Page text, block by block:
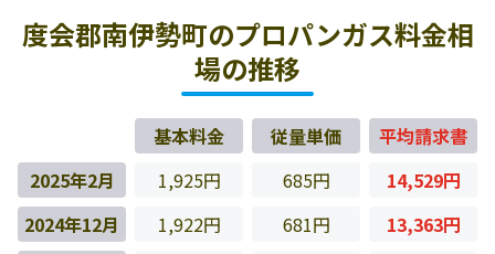
度会郡南伊勢町のプロパンガス料金相
場の推移
基本料金 従量単価
平均請求書
2025年2月
1,925円 685円
14,529円
2024年12月
1,922円 681円
13,363円